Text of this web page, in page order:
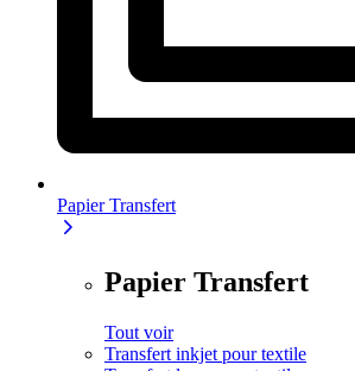
Papier Transfert
Papier Transfert
Tout voir
Transfert inkjet pour textile